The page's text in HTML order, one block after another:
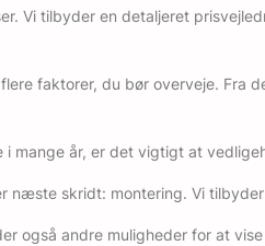
Vi tilbyder en detaljeret
faktorer, du bør overveje.
i mange år, er det vigtigt at
næste skridt: montering. Vi
også andre muligheder for at